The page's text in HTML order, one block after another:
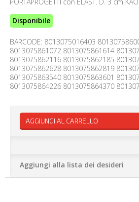
PORTAPROGETTI con ELAST. D. 3 cm
Disponibile
BARCODE: 8013075016403
8013075861072 8013075861614
8013075862116 8013075862185
8013075862628 8013075862819
8013075863540 8013075863601
8013075864226 8013075864370
AGGIUNGI AL CARRELLO
Aggiungi alla lista dei desideri